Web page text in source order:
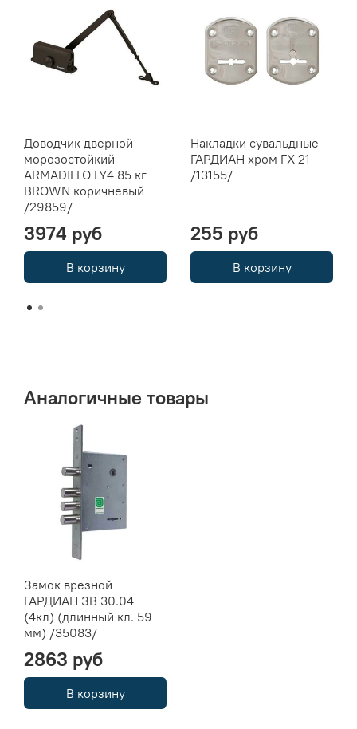
Доводчик дверной
морозостойкий
ARMADILLO LY4 85 кг
BROWN коричневый
/29859/
3974 руб
В корзину
Накладки сувальдные
ГАРДИАН хром ГХ 21
/13155/
255 руб
В корзину
Аналогичные товары
Замок врезной
ГАРДИАН ЗВ 30.04
(4кл) (длинный кл. 59
мм) /35083/
2863 руб
В корзину